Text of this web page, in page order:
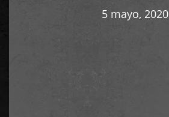
5 mayo, 2020